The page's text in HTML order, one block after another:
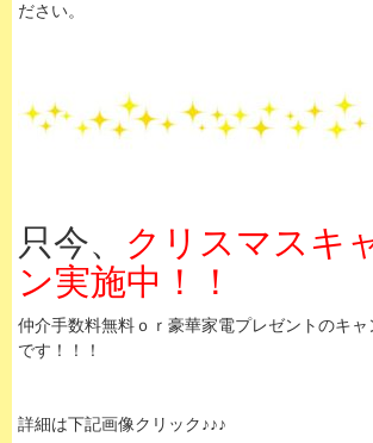
ださい。
只今、 クリスマスキ
ン実施中！！
仲介手数料無料ｏｒ豪華家電プレゼントのキャ
です！！！
詳細は下記画像クリック♪♪♪